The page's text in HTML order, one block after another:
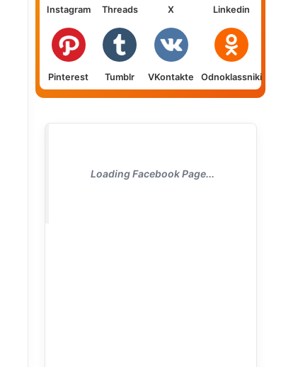
Instagram Threads X Linkedin
Pinterest Tumblr VKontakte Odnoklassniki
Loading Facebook Page...